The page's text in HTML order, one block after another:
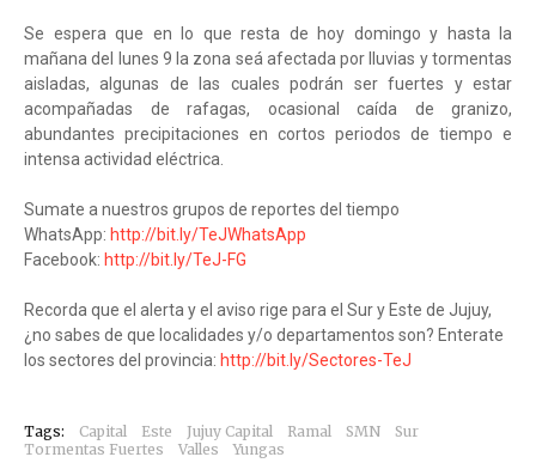
Se espera que en lo que resta de hoy domingo y hasta la
mañana del lunes 9 la zona seá afectada por lluvias y tormentas
aisladas, algunas de las cuales podrán ser fuertes y estar
acompañadas de rafagas, ocasional caída de granizo,
abundantes precipitaciones en cortos periodos de tiempo e
intensa actividad eléctrica.
Sumate a nuestros grupos de reportes del tiempo
WhatsApp: http://bit.ly/TeJWhatsApp
Facebook: http://bit.ly/TeJ-FG
Recorda que el alerta y el aviso rige para el Sur y Este de Jujuy,
¿no sabes de que localidades y/o departamentos son? Enterate
los sectores del provincia: http://bit.ly/Sectores-TeJ
Tags: Capital Este Jujuy Capital Ramal SMN
Sur
Tormentas Fuertes
Valles Yungas